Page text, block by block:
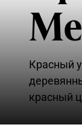
Красный
красный